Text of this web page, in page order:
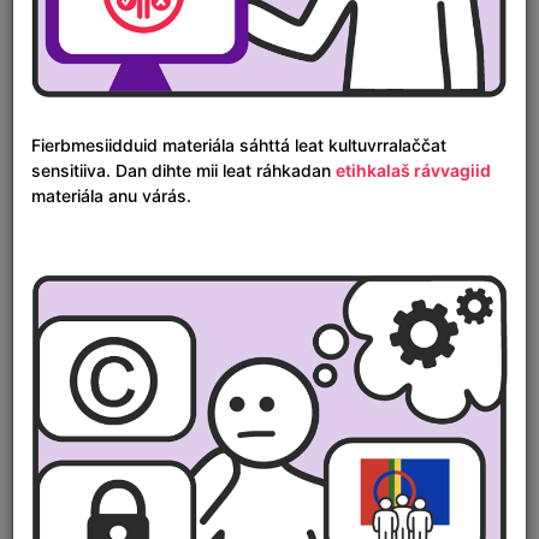
Áigelinnjá
1600 1700 1900
Fierbmesiidduid materiála sáhttá leat kultuvrralaččat
sensitiiva. Dan dihte mii leat ráhkadan etihkalaš rávvagiid
materiála anu várás.